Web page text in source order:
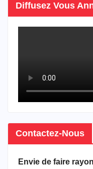
Diffusez Vous
Contactez-Nous
Envie de faire